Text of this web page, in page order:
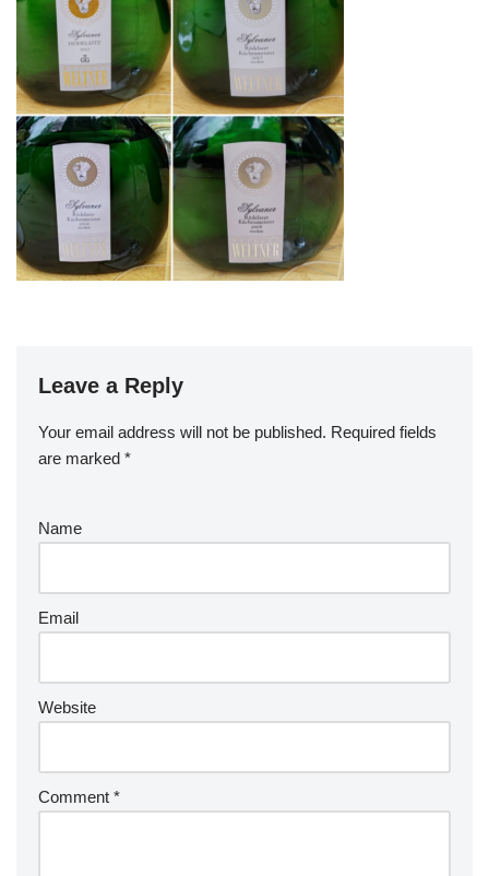
Leave a Reply
Your email address will not be published. Required fields
are marked *
Name
Email
Website
Comment *